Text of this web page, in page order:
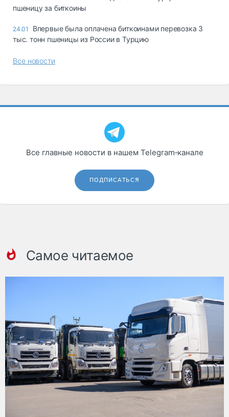
пшеницу за биткоины
24.01
Впервые была оплачена биткоинами перевозка 3
тыс. тонн пшеницы из России в Турцию
Все новости
Все главные новости в нашем Telegram‑канале
ПОДПИСАТЬСЯ
Самое читаемое